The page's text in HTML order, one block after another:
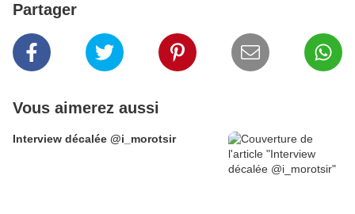
Partager
Vous aimerez aussi
Interview décalée @i_morotsir